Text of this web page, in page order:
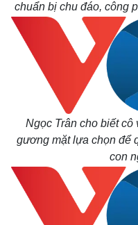
chuẩn bị chu đáo, công
Ngọc Trân cho biết
gương mặt lựa chọn để
con